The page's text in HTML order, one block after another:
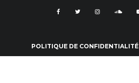
POLITIQUE DE CONFIDENTIALITÉ